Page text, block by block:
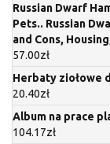
Russian Dwarf
Pets.. Russian
and Cons,
57.00zł
Herbaty ziołowe
20.40zł
Album na prace
104.17zł